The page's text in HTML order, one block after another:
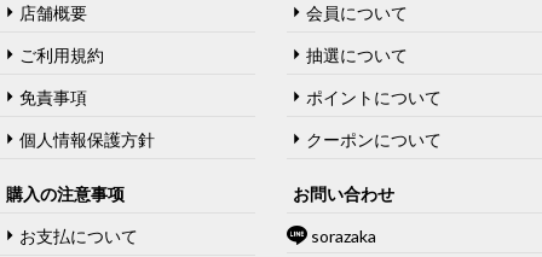
店舗概要
ご利用規約
免責事項
個人情報保護方針
会員について
抽選について
ポイントについて
クーポンについて
購入の注意事项
お支払について
お問い合わせ
sorazaka